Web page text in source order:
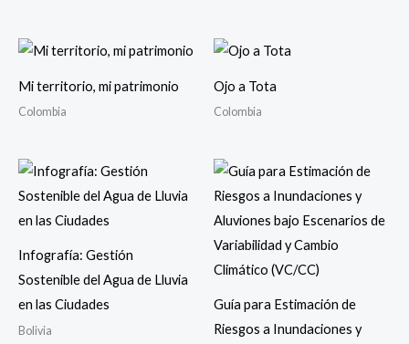
Mi territorio, mi patrimonio
Colombia
Ojo a Tota
Colombia
Infografía: Gestión
Sostenible del Agua de Lluvia
en las Ciudades
Bolivia
Guía para Estimación de
Riesgos a Inundaciones y